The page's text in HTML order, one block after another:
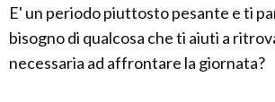
E' un periodo piuttosto pesante e ti
bisogno di qualcosa che ti aiuti a
necessaria ad affrontare la giornata?